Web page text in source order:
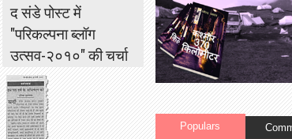
Populars
द संडे पोस्ट में
"परिकल्पना ब्लॉग
उत्सव-२०१०" की चर्चा